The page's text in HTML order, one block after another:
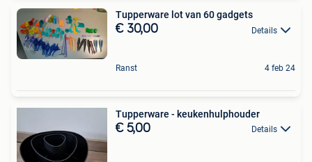
Tupperware lot van 60 gadgets
€ 30,00 Details
Ranst 4 feb 24
Tupperware - keukenhulphouder
€ 5,00 Details